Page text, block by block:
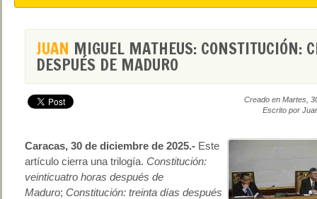
JUAN MIGUEL MATHEUS: CONSTITUCIÓN:
DESPUÉS DE MADURO
Creado en Martes,
Escrito por
Caracas, 30 de diciembre de 2025.- Este
artículo cierra una trilogía. Constitución:
veinticuatro horas después de
Maduro; Constitución: treinta días después